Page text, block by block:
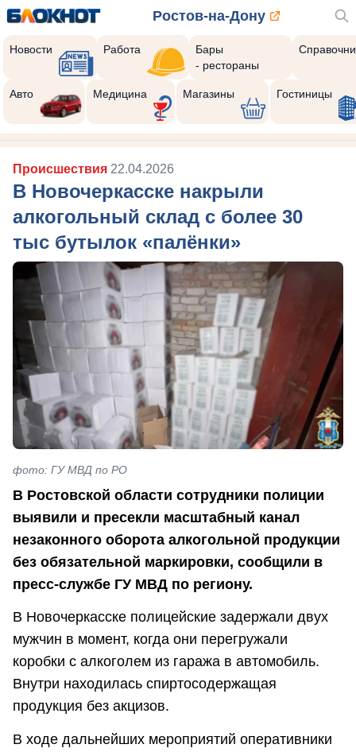
Ростов-на-Дону
Новости Работа
Бары
- рестораны
Авто Медицина Магазины Гостиницы
Происшествия 22.04.2026
В Новочеркасске накрыли
алкогольный склад с более 30
тыс бутылок «палёнки»
фото: ГУ МВД по РО
В Ростовской области сотрудники полиции
выявили и пресекли масштабный канал
незаконного оборота алкогольной продукции
без обязательной маркировки, сообщили в
пресс-службе ГУ МВД по региону.
В Новочеркасске полицейские задержали двух
мужчин в момент, когда они перегружали
коробки с алкоголем из гаража в автомобиль.
Внутри находилась спиртосодержащая
продукция без акцизов.
В ходе дальнейших мероприятий оперативники